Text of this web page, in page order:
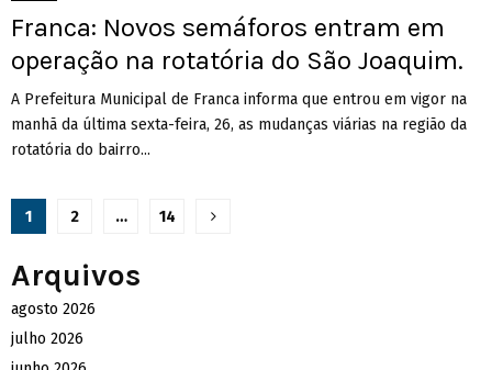
Franca: Novos semáforos entram em
operação na rotatória do São Joaquim.
A Prefeitura Municipal de Franca informa que entrou em vigor na
manhã da última sexta-feira, 26, as mudanças viárias na região da
rotatória do bairro...
Paginação
de
posts
1 2 … 14
Arquivos
agosto 2026
julho 2026